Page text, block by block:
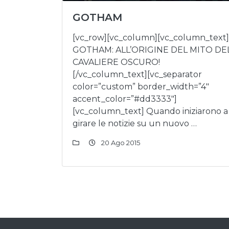
GOTHAM
[vc_row][vc_column][vc_column_text]
GOTHAM: ALL’ORIGINE DEL MITO
CAVALIERE OSCURO!
[/vc_column_text][vc_separator
color=”custom” border_width=”4″
accent_color=”#dd3333″]
[vc_column_text] Quando iniziarono a
girare le notizie su un nuovo …
20 Ago 2015